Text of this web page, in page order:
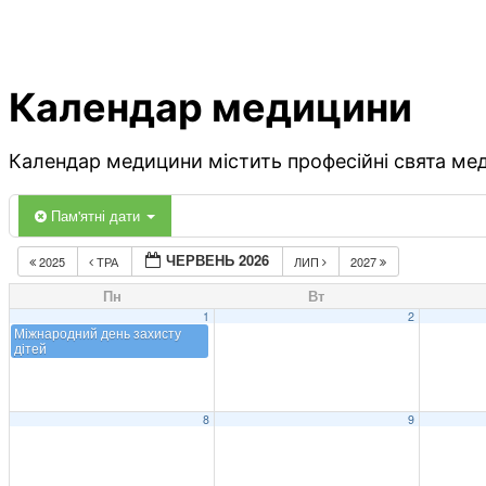
Календар медицини
Календар медицини містить професійні свята
Пам'ятні дати
2025 ТРА ЧЕРВЕНЬ 2026 ЛИП 2027
Пн Вт
1
Міжнародний день захисту
дітей
2
8 9